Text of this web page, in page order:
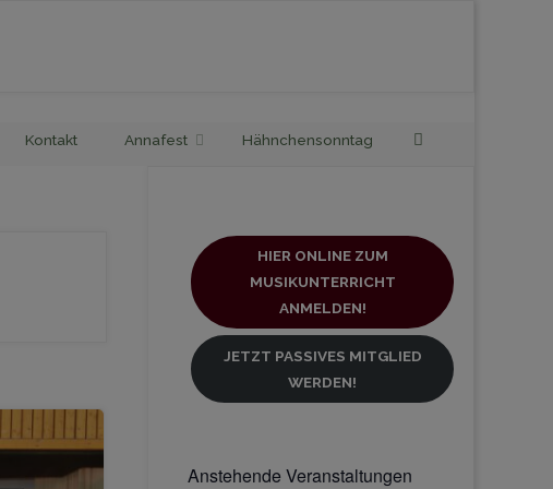
Kontakt Annafest Hähnchensonntag
HIER ONLINE ZUM
MUSIKUNTERRICHT
ANMELDEN!
JETZT PASSIVES MITGLIED
WERDEN!
Anstehende Veranstaltungen